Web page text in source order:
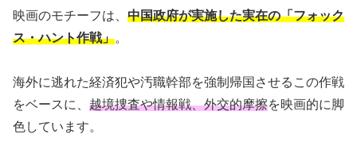
映画のモチーフは、 中国政府が実施した実在の「フォック
ス・ハント作戦」。
海外に逃れた経済犯や汚職幹部を強制帰国させるこの作戦
をベースに、 越境捜査や情報戦、外交的摩擦を映画的に脚
色しています。